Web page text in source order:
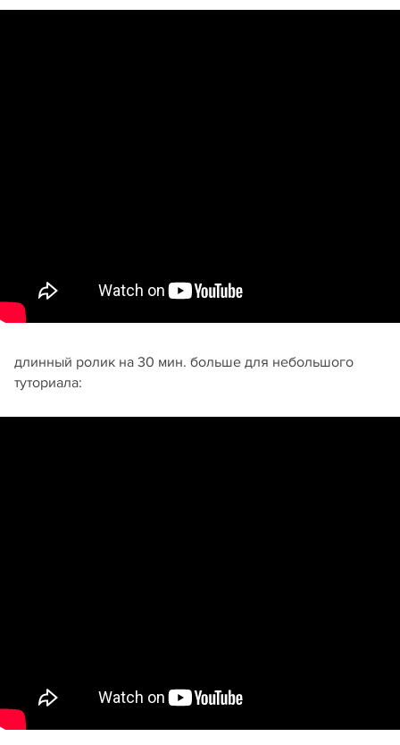
длинный ролик на 30 мин. больше для небольшого
туториала: